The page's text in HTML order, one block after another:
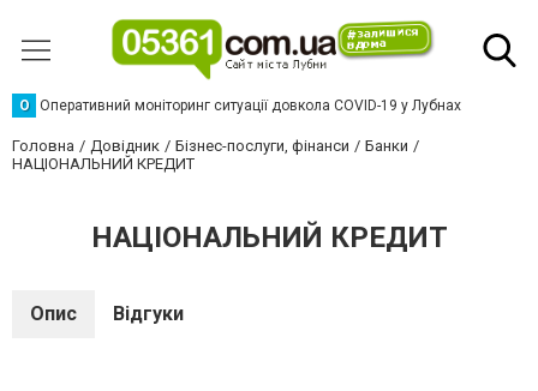
О Оперативний моніторинг ситуації довкола COVID-19 у Лубнах
Головна Довідник Бізнес-послуги, фінанси
Банки
НАЦІОНАЛЬНИЙ КРЕДИТ
НАЦІОНАЛЬНИЙ КРЕДИТ
Опис Відгуки